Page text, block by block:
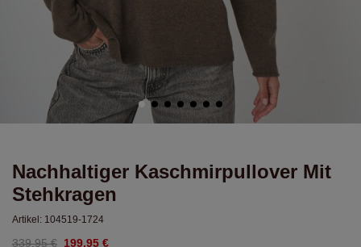
Nachhaltiger Kaschmirpullover Mit
Stehkragen
Artikel: 104519-1724
339,95 € 199,95 €